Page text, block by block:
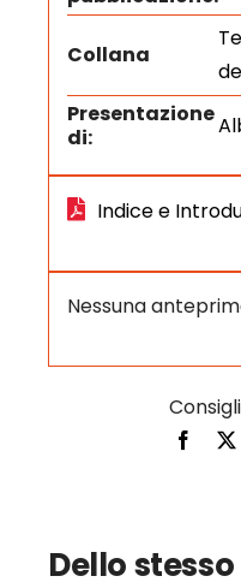
Collana
Presentazione
di:
Indice e
Nessuna
Dello